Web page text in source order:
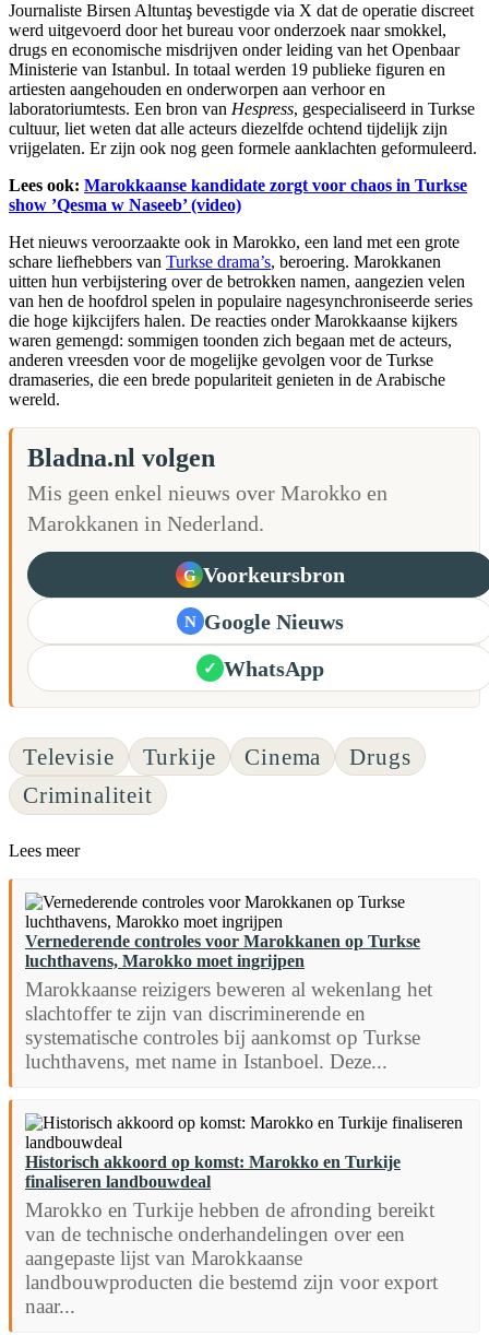
Journaliste Birsen Altuntaş bevestigde via X dat de operatie discreet
werd uitgevoerd door het bureau voor onderzoek naar smokkel,
drugs en economische misdrijven onder leiding van het Openbaar
Ministerie van Istanbul. In totaal werden 19 publieke figuren en
artiesten aangehouden en onderworpen aan verhoor en
laboratoriumtests. Een bron van Hespress, gespecialiseerd in Turkse
cultuur, liet weten dat alle acteurs diezelfde ochtend tijdelijk zijn
vrijgelaten. Er zijn ook nog geen formele aanklachten geformuleerd.
Lees ook: Marokkaanse kandidate zorgt voor chaos in Turkse
show ’Qesma w Naseeb’ (video)
Het nieuws veroorzaakte ook in Marokko, een land met een grote
schare liefhebbers van Turkse drama’s, beroering. Marokkanen
uitten hun verbijstering over de betrokken namen, aangezien velen
van hen de hoofdrol spelen in populaire nagesynchroniseerde series
die hoge kijkcijfers halen. De reacties onder Marokkaanse kijkers
waren gemengd: sommigen toonden zich begaan met de acteurs,
anderen vreesden voor de mogelijke gevolgen voor de Turkse
dramaseries, die een brede populariteit genieten in de Arabische
wereld.
Bladna.nl volgen
Mis geen enkel nieuws over Marokko en
Marokkanen in Nederland.
G Voorkeursbron
N Google Nieuws
✓ WhatsApp
Televisie Turkije Cinema
Drugs
Criminaliteit
Lees meer
Vernederende controles voor Marokkanen op Turkse
luchthavens, Marokko moet ingrijpen
Marokkaanse reizigers beweren al wekenlang het
slachtoffer te zijn van discriminerende en
systematische controles bij aankomst op Turkse
luchthavens, met name in Istanboel. Deze...
Historisch akkoord op komst: Marokko en Turkije
finaliseren landbouwdeal
Marokko en Turkije hebben de afronding bereikt
van de technische onderhandelingen over een
aangepaste lijst van Marokkaanse
landbouwproducten die bestemd zijn voor export
naar...